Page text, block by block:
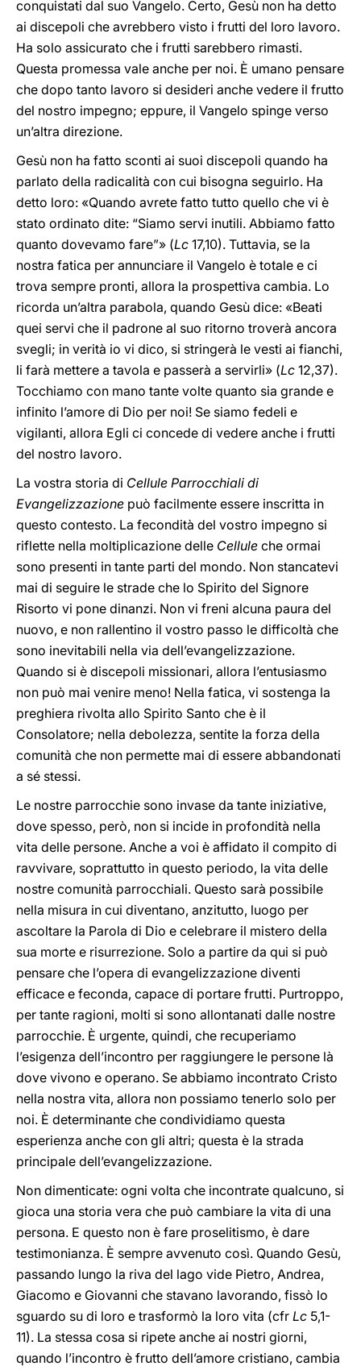
conquistati dal suo Vangelo. Certo, Gesù non ha detto
ai discepoli che avrebbero visto i frutti del loro lavoro.
Ha solo assicurato che i frutti sarebbero rimasti.
Questa promessa vale anche per noi. È umano pensare
che dopo tanto lavoro si desideri anche vedere il frutto
del nostro impegno; eppure, il Vangelo spinge verso
un’altra direzione.
Gesù non ha fatto sconti ai suoi discepoli quando ha
parlato della radicalità con cui bisogna seguirlo. Ha
detto loro: «Quando avrete fatto tutto quello che vi è
stato ordinato dite: “Siamo servi inutili. Abbiamo fatto
quanto dovevamo fare”» (Lc 17,10). Tuttavia, se la
nostra fatica per annunciare il Vangelo è totale e ci
trova sempre pronti, allora la prospettiva cambia. Lo
ricorda un’altra parabola, quando Gesù dice: «Beati
quei servi che il padrone al suo ritorno troverà ancora
svegli; in verità io vi dico, si stringerà le vesti ai fianchi,
li farà mettere a tavola e passerà a servirli» (Lc 12,37).
Tocchiamo con mano tante volte quanto sia grande e
infinito l’amore di Dio per noi! Se siamo fedeli e
vigilanti, allora Egli ci concede di vedere anche i frutti
del nostro lavoro.
La vostra storia di Cellule Parrocchiali di
Evangelizzazione può facilmente essere inscritta in
questo contesto. La fecondità del vostro impegno si
riflette nella moltiplicazione delle Cellule che ormai
sono presenti in tante parti del mondo. Non stancatevi
mai di seguire le strade che lo Spirito del Signore
Risorto vi pone dinanzi. Non vi freni alcuna paura del
nuovo, e non rallentino il vostro passo le difficoltà che
sono inevitabili nella via dell’evangelizzazione.
Quando si è discepoli missionari, allora l’entusiasmo
non può mai venire meno! Nella fatica, vi sostenga la
preghiera rivolta allo Spirito Santo che è il
Consolatore; nella debolezza, sentite la forza della
comunità che non permette mai di essere abbandonati
a sé stessi.
Le nostre parrocchie sono invase da tante iniziative,
dove spesso, però, non si incide in profondità nella
vita delle persone. Anche a voi è affidato il compito di
ravvivare, soprattutto in questo periodo, la vita delle
nostre comunità parrocchiali. Questo sarà possibile
nella misura in cui diventano, anzitutto, luogo per
ascoltare la Parola di Dio e celebrare il mistero della
sua morte e risurrezione. Solo a partire da qui si può
pensare che l’opera di evangelizzazione diventi
efficace e feconda, capace di portare frutti. Purtroppo,
per tante ragioni, molti si sono allontanati dalle nostre
parrocchie. È urgente, quindi, che recuperiamo
l’esigenza dell’incontro per raggiungere le persone là
dove vivono e operano. Se abbiamo incontrato Cristo
nella nostra vita, allora non possiamo tenerlo solo per
noi. È determinante che condividiamo questa
esperienza anche con gli altri; questa è la strada
principale dell’evangelizzazione.
Non dimenticate: ogni volta che incontrate qualcuno, si
gioca una storia vera che può cambiare la vita di una
persona. E questo non è fare proselitismo, è dare
testimonianza. È sempre avvenuto così. Quando Gesù,
passando lungo la riva del lago vide Pietro, Andrea,
Giacomo e Giovanni che stavano lavorando, fissò lo
sguardo su di loro e trasformò la loro vita (cfr Lc 5,1-
11). La stessa cosa si ripete anche ai nostri giorni,
quando l’incontro è frutto dell’amore cristiano, cambia